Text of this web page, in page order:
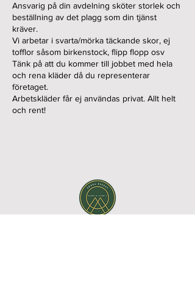
Ansvarig på din avdelning sköter storlek och
beställning av det plagg som din tjänst
kräver.
Vi arbetar i svarta/mörka täckande skor, ej
tofflor såsom birkenstock, flipp flopp osv
Tänk på att du kommer till jobbet med hela
och rena kläder då du representerar
företaget.
Arbetskläder får ej användas privat. Allt helt
och rent!